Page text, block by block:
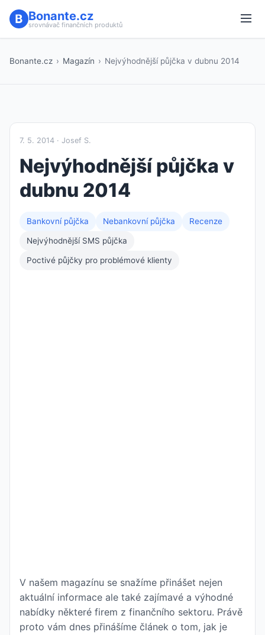
Bonante.cz
srovnávač finančních produktů
Bonante.cz › Magazín › Nejvýhodnější půjčka v dubnu 2014
7. 5. 2014 · Josef S.
Nejvýhodnější půjčka v
dubnu 2014
Bankovní půjčka Nebankovní půjčka Recenze
Nejvýhodnější SMS půjčka
Poctivé půjčky pro problémové klienty
V našem magazínu se snažíme přinášet nejen
aktuální informace ale také zajímavé a výhodné
nabídky některé firem z finančního sektoru. Právě
proto vám dnes přinášíme článek o tom, jak je